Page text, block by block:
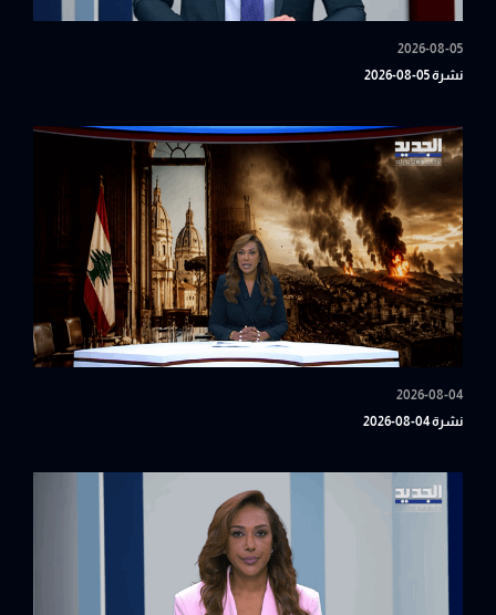
2026-08-05
نشرة 05-08-2026
2026-08-04
نشرة 04-08-2026